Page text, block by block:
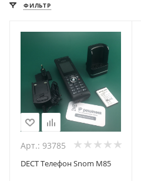
ФИЛЬТР
Арт.: 93785
DECT Телефон Snom M85